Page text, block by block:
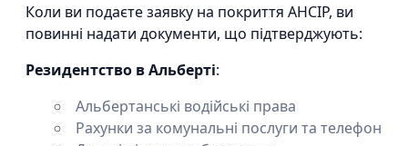
Коли ви подаєте заявку на покриття AHCIP, ви
повинні надати документи, що підтверджують:
Резидентство в Альберті:
Альбертанські водійські права
Рахунки за комунальні послуги та телефон